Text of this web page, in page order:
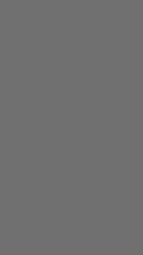
Supplier